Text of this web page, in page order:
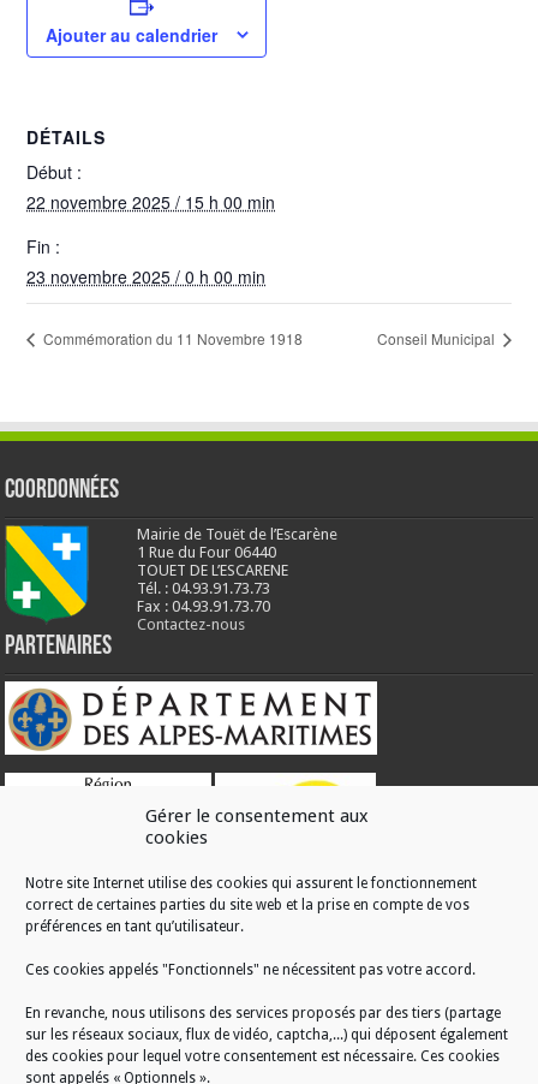
Gérer le consentement aux
cookies
Notre site Internet utilise des cookies qui assurent le fonctionnement
correct de certaines parties du site web et la prise en compte de vos
préférences en tant qu’utilisateur.
Ces cookies appelés "Fonctionnels" ne nécessitent pas votre accord.
En revanche, nous utilisons des services proposés par des tiers (partage
sur les réseaux sociaux, flux de vidéo, captcha,...) qui déposent également
des cookies pour lequel votre consentement est nécessaire. Ces cookies
sont appelés « Optionnels ».
Ajouter au calendrier
DÉTAILS
Début :
22 novembre 2025 / 15 h 00 min
Fin :
23 novembre 2025 / 0 h 00 min
Commémoration du 11 Novembre 1918 Conseil Municipal
Coordonnées
Mairie de Touët de l’Escarène
1 Rue du Four 06440
TOUET DE L’ESCARENE
Tél. : 04.93.91.73.73
Fax : 04.93.91.73.70
Contactez-nous
Partenaires
RÉALISATION